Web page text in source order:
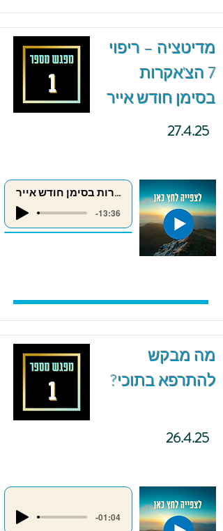
מדיטציה – ריפוי
7 הצ'אקרות
בסימן חודש אייר
27.4.25
ריפוי 7 הצ'אקרות בסימן חודש אייר
-13:36
מה מבקש
להתרפא בתוכי?
26.4.25
-01:04